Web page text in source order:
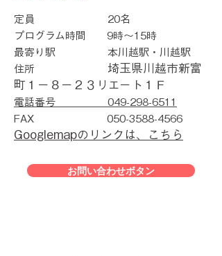
定員 20名
プログラム時間 9時～15時
最寄り駅 本川越駅・川越駅
住所 埼玉県川越市新富
町１－８－２３リエート１Ｆ
電話番号 049-298-6511
FAX 050-3588-4566
Googlemapのリンクは、こちら
お問い合わせボタン